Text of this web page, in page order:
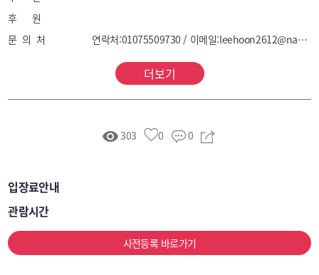
후 원
문 의 처
연락처:01075509730 / 이메일:leehoon2612@naver.com
더보기
303 0 0
입장료안내
관람시간
사전등록 바로가기